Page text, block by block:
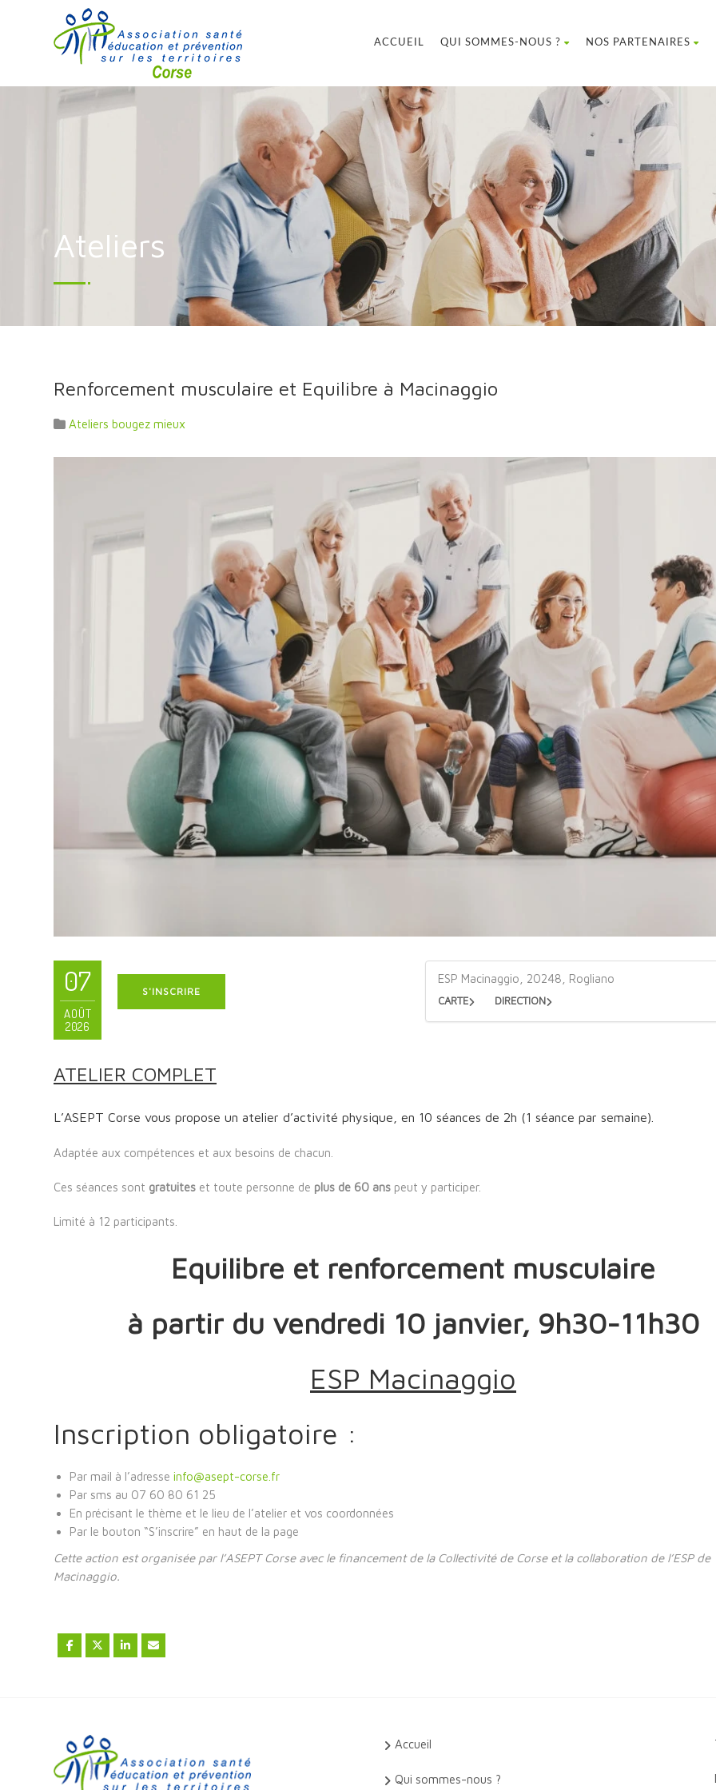
ACCUEIL QUI SOMMES-NOUS ? NOS PARTENAIRES
Ateliers
Renforcement musculaire et Equilibre à Macinaggio
Ateliers bougez mieux
07
AOÛT
2026
S'INSCRIRE
ESP Macinaggio, 20248, Rogliano
CARTE DIRECTION
ATELIER COMPLET
L’ASEPT Corse vous propose un atelier d’activité physique, en 10 séances de 2h (1 séance par semaine).
Adaptée aux compétences et aux besoins de chacun.
Ces séances sont gratuites et toute personne de plus de 60 ans peut y participer.
Limité à 12 participants.
Equilibre et renforcement musculaire
à partir du vendredi 10 janvier, 9h30-11h30
ESP Macinaggio
Inscription obligatoire :
Par mail à l’adresse info@asept-corse.fr
Par sms au 07 60 80 61 25
En précisant le thème et le lieu de l’atelier et vos coordonnées
Par le bouton “S’inscrire” en haut de la page
Cette action est organisée par l’ASEPT Corse avec le financement de la Collectivité de Corse et la collaboration de l’ESP de
Macinaggio.
Accueil
Qui sommes-nous ?